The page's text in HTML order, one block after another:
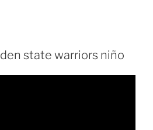
state warriors niño